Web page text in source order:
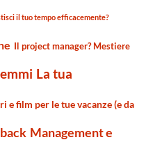
il tuo tempo efficacemente?
Il project manager? Mestiere
La tua
e film per le tue vacanze (e da
Management e